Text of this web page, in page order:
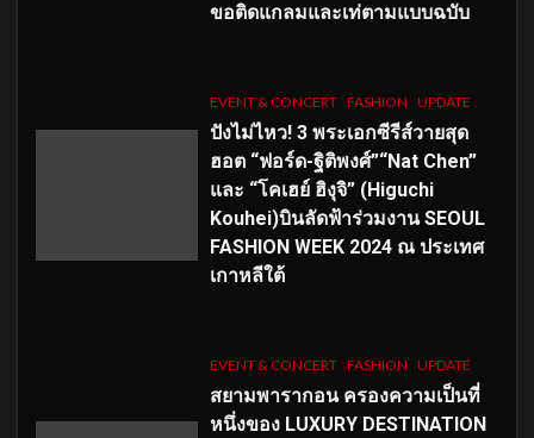
ขอติดแกลมและเท่ตามแบบฉบับ
EVENT & CONCERT FASHION UPDATE
ปังไม่ไหว! 3 พระเอกซีรีส์วายสุด
ฮอต “ฟอร์ด-ฐิติพงศ์”“Nat Chen”
และ “โคเฮย์ ฮิงุจิ” (Higuchi
Kouhei)บินลัดฟ้าร่วมงาน SEOUL
FASHION WEEK 2024 ณ ประเทศ
เกาหลีใต้
EVENT & CONCERT FASHION UPDATE
สยามพารากอน ครองความเป็นที่
หนึ่งของ LUXURY DESTINATION